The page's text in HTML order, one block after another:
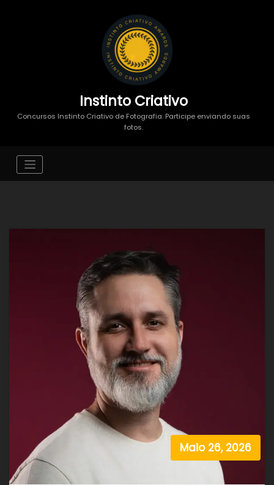
Instinto Criativo
Concursos Instinto Criativo de Fotografia. Participe enviando suas
fotos.
Maio 26, 2026